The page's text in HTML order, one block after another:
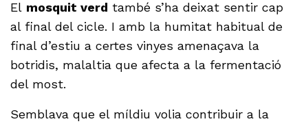
El mosquit verd també s’ha deixat sentir cap
al final del cicle. I amb la humitat habitual de
final d’estiu a certes vinyes amenaçava la
botridis, malaltia que afecta a la fermentació
del most.
Semblava que el míldiu volia contribuir a la